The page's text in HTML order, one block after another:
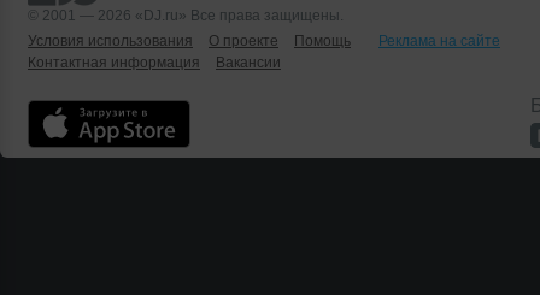
© 2001 — 2026 «DJ.ru» Все права защищены.
Условия использования
О проекте Помощь
Реклама на сайте
Контактная информация
Вакансии